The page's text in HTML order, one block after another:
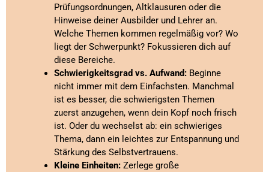
Prüfungsordnungen, Altklausuren oder die
Hinweise deiner Ausbilder und Lehrer an.
Welche Themen kommen regelmäßig vor? Wo
liegt der Schwerpunkt? Fokussieren dich auf
diese Bereiche.
Schwierigkeitsgrad vs. Aufwand: Beginne
nicht immer mit dem Einfachsten. Manchmal
ist es besser, die schwierigsten Themen
zuerst anzugehen, wenn dein Kopf noch frisch
ist. Oder du wechselst ab: ein schwieriges
Thema, dann ein leichtes zur Entspannung und
Stärkung des Selbstvertrauens.
Kleine Einheiten: Zerlege große